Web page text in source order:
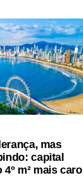
mas
capital
m² mais caro